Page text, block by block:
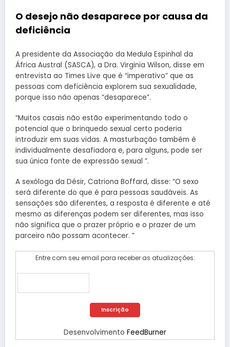
O desejo não desaparece por causa da
deficiência
A presidente da Associação da Medula Espinhal da
África Austral (SASCA), a Dra. Virginia Wilson, disse em
entrevista ao Times Live que é “imperativo” que as
pessoas com deficiência explorem sua sexualidade,
porque isso não apenas “desaparece”.
“Muitos casais não estão experimentando todo o
potencial que o brinquedo sexual certo poderia
introduzir em suas vidas. A masturbação também é
individualmente desafiadora e, para alguns, pode ser
sua única fonte de expressão sexual ”.
A sexóloga da Désir, Catriona Boffard, disse: “O sexo
será diferente do que é para pessoas saudáveis. As
sensações são diferentes, a resposta é diferente e até
mesmo as diferenças podem ser diferentes, mas isso
não significa que o prazer próprio e o prazer de um
parceiro não possam acontecer. ”
Entre com seu email para receber as atualizações:
Desenvolvimento FeedBurner